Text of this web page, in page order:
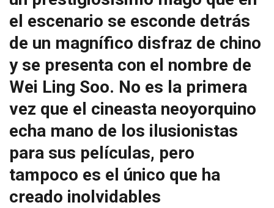
el escenario se esconde detrás
de un magnífico disfraz de chino
y se presenta con el nombre de
Wei Ling Soo. No es la primera
vez que el cineasta neoyorquino
echa mano de los ilusionistas
para sus películas, pero
tampoco es el único que ha
creado inolvidables